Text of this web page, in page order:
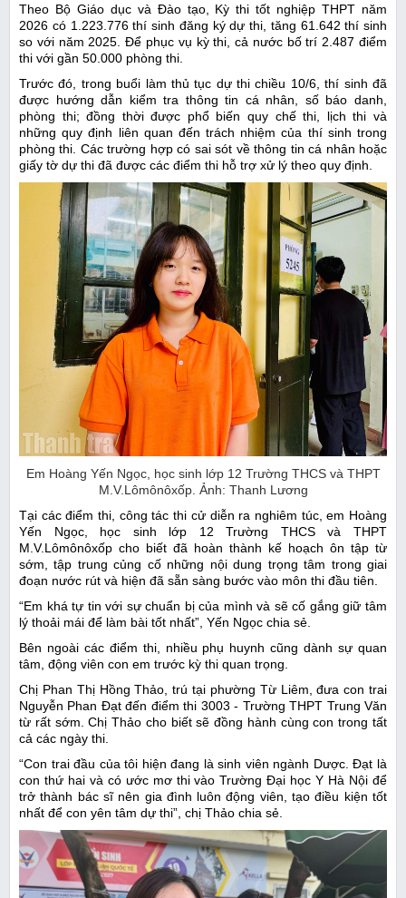
Theo Bộ Giáo dục và Đào tạo, Kỳ thi tốt nghiệp THPT năm
2026 có 1.223.776 thí sinh đăng ký dự thi, tăng 61.642 thí sinh
so với năm 2025. Để phục vụ kỳ thi, cả nước bố trí 2.487 điểm
thi với gần 50.000 phòng thi.
Trước đó, trong buổi làm thủ tục dự thi chiều 10/6, thí sinh đã
được hướng dẫn kiểm tra thông tin cá nhân, số báo danh,
phòng thi; đồng thời được phổ biến quy chế thi, lịch thi và
những quy định liên quan đến trách nhiệm của thí sinh trong
phòng thi. Các trường hợp có sai sót về thông tin cá nhân hoặc
giấy tờ dự thi đã được các điểm thi hỗ trợ xử lý theo quy định.
Em Hoàng Yến Ngọc, học sinh lớp 12 Trường THCS và THPT
M.V.Lômônôxốp. Ảnh: Thanh Lương
Tại các điểm thi, công tác thi cử diễn ra nghiêm túc, em Hoàng
Yến Ngọc, học sinh lớp 12 Trường THCS và THPT
M.V.Lômônôxốp cho biết đã hoàn thành kế hoạch ôn tập từ
sớm, tập trung củng cố những nội dung trọng tâm trong giai
đoạn nước rút và hiện đã sẵn sàng bước vào môn thi đầu tiên.
“Em khá tự tin với sự chuẩn bị của mình và sẽ cố gắng giữ tâm
lý thoải mái để làm bài tốt nhất”, Yến Ngọc chia sẻ.
Bên ngoài các điểm thi, nhiều phụ huynh cũng dành sự quan
tâm, động viên con em trước kỳ thi quan trọng.
Chị Phan Thị Hồng Thảo, trú tại phường Từ Liêm, đưa con trai
Nguyễn Phan Đạt đến điểm thi 3003 - Trường THPT Trung Văn
từ rất sớm. Chị Thảo cho biết sẽ đồng hành cùng con trong tất
cả các ngày thi.
“Con trai đầu của tôi hiện đang là sinh viên ngành Dược. Đạt là
con thứ hai và có ước mơ thi vào Trường Đại học Y Hà Nội để
trở thành bác sĩ nên gia đình luôn động viên, tạo điều kiện tốt
nhất để con yên tâm dự thi”, chị Thảo chia sẻ.